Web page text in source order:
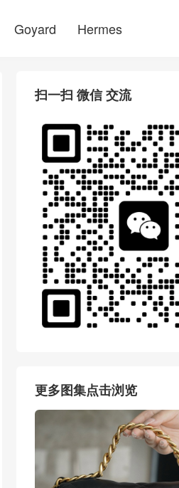
Goyard Hermes
扫一扫 微信 交流
更多图集点击浏览